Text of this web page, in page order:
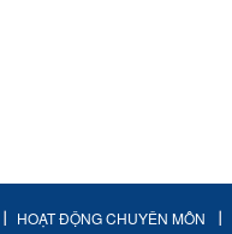
HOẠT ĐỘNG CHUYÊN MÔN